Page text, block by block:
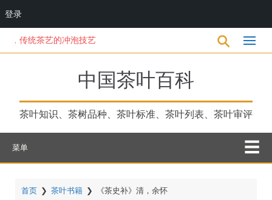
到
茶艺的冲泡技艺
中国茶叶百科
茶叶知识、茶树品种、茶叶标准、茶叶列表、茶叶审评
菜单
首页 ❯ 茶叶书籍 ❯ 《茶史补》清，余怀
登录